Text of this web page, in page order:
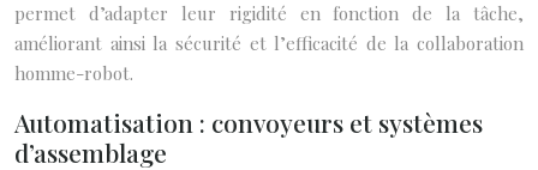
permet d’adapter leur rigidité en fonction de la tâche,
améliorant ainsi la sécurité et l’efficacité de la collaboration
homme-robot.
Automatisation : convoyeurs et systèmes
d’assemblage